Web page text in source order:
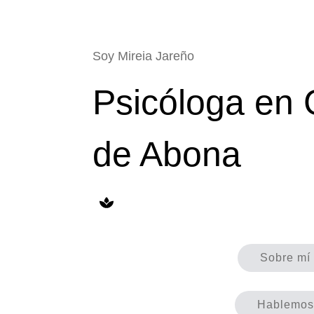
Soy Mireia Jareño
Psicóloga en
de Abona
Sobre mí
Hablemos